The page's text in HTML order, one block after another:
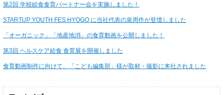
第2回 学校給食食育パートナー会を実施しました！
STARTUP YOUTH FES HYOGO に当社代表の泉周作が登壇しました
「オーガニック」「地産地消」の食育動画を公開しました！
第3回 ヘルスケア給食 食育展を開催しました
食育動画制作に向けて、「こども編集部」様が取材・撮影に来社されました